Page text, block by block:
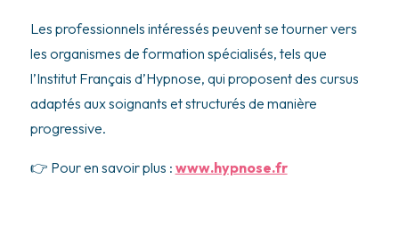
Les professionnels intéressés peuvent se tourner vers
les organismes de formation spécialisés, tels que
l’Institut Français d’Hypnose, qui proposent des cursus
adaptés aux soignants et structurés de manière
progressive.
👉 Pour en savoir plus : www.hypnose.fr